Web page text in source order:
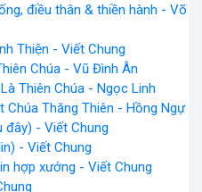
điều thân & thiền hành - Võ
Thiện - Viết Chung
Chúa - Vũ Đình Ân
Thiên Chúa - Ngọc Linh
Chúa Thăng Thiên - Hồng Ngự
đây) - Viết Chung
- Viết Chung
hợp xướng - Viết Chung